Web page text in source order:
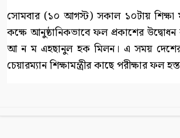
সোমবার (১০ আগস্ট) সকাল ১০টায় শিক্ষা
কক্ষে আনুষ্ঠানিকভাবে ফল প্রকাশের উদ্বোধন
আ ন ম এহছানুল হক মিলন। এ সময় দেশের
চেয়ারম্যান শিক্ষামন্ত্রীর কাছে পরীক্ষার ফল